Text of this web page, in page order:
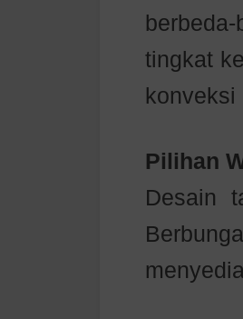
tingkat
konveksi
Pilihan
Desain